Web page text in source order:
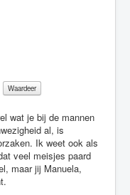
wat je bij de mannen
al, is
Ik weet ook als
veel meisjes paard
maar jij Manuela,